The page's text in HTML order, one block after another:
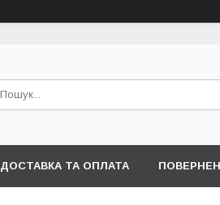
ДОСТАВКА ТА ОПЛАТА